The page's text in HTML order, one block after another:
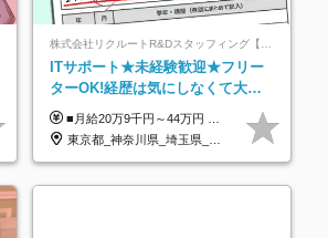
ITサポート★未経験歓迎★フリー
ターOK!経歴は気にしなくて大丈
夫★超大手リクルートグループの
正社員/sg
■月給20万9千円～44万円 ※経験・能力・前給を考慮の上、決定いたします ※時間外手当100％支給 ※派遣就業先が変更となる場合には、就業規則、労使協定等に基づき賃金が変更となる可能性があります 「とにかく私生活重視」「残業があっても稼ぎたい」といった希望も配属の際に考慮します。 ＜手当＞ ■職務担当手当 ■通勤手当（上限月3万円） ■残業手当（全額支給） ■住宅手当（5割を会社負担／就業規則に定めるところによる） ■扶養手当 ■別居手当 ■資格試験受講料補助（資格ごとに社内規定により決定） ■資格取得奨励金 （資格により2万円～20万円の祝金支給） ◎一例 ・基本情報技術者（5万円） ・プロジェクトマネージャー試験（10万円） ・応用情報技術者試験（10万円） ・ITストラテジスト試験（10万円） ・エンベデッドシステムスペシャリスト試験（10万円） ・ディジタル技術検定（情報1級：10万円、制御1級：10万円、情報2級、制御2級：5万円 ・TOEIC（R）テスト（600～729点：5万円、 730～799点：10万円、800点以上：15万円） など
東京都_神奈川県_埼玉県_千葉県_大阪府_愛知県_青森県_岩手県_宮城県_秋田県_山形県_福島県_茨城県_栃木県_群馬県_山梨県_長野県_福井県_静岡県_岐阜県_三重県_兵庫県_京都府_滋賀県_奈良県_広島県_岡山県_山口県_香川県_福岡県_熊本県_佐賀県_長崎県_大分県_宮崎県_鹿児島県